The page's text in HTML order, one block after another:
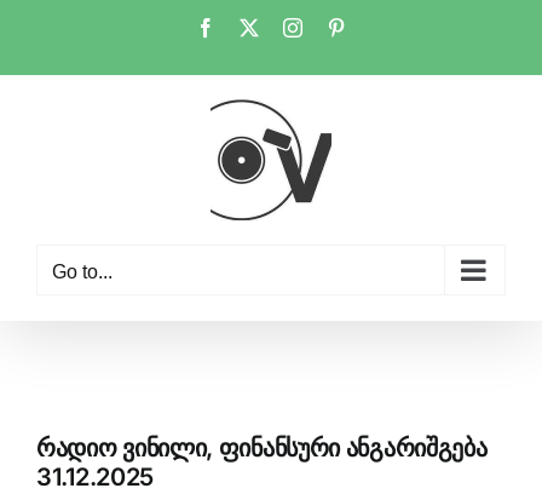
content
Facebook Instagram
Go to...
რადიო ვინილი, ფინანსური ანგარიშგება
31.12.2025